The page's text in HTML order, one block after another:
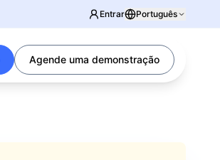
Entrar Português
Agende uma demonstração